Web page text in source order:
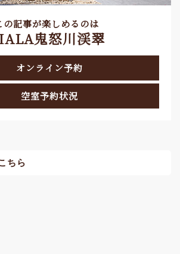
の記事が楽しめるのは
鬼怒川渓翠
オンライン予約
空室予約状況
ちら